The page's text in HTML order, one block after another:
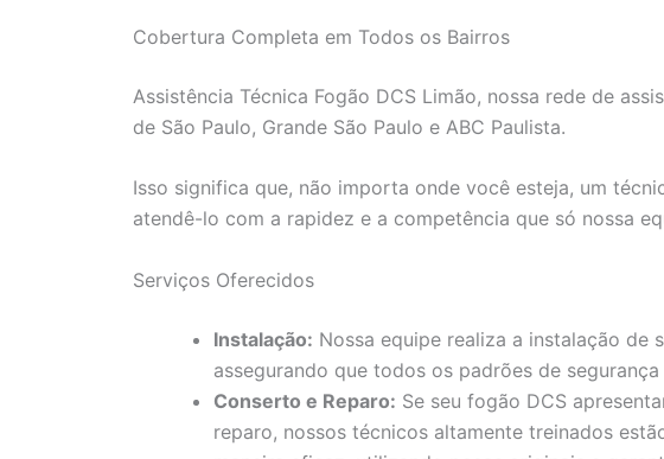
Cobertura Completa em Todos os Bairros
Assistência Técnica Fogão DCS Limão, nossa rede de
de São Paulo, Grande São Paulo e ABC Paulista.
Isso significa que, não importa onde você esteja, um
atendê-lo com a rapidez e a competência que só nossa
Serviços Oferecidos
Instalação: Nossa equipe realiza a instalação de
assegurando que todos os padrões de
Conserto e Reparo: Se seu fogão DCS
reparo, nossos técnicos altamente treinados